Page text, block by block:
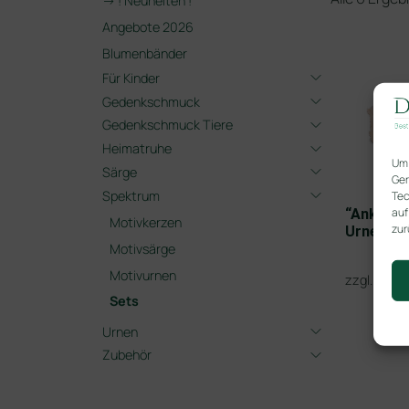
“Anker”
Urne +
zzgl.
Angebote 2026
Blumenbänder
Für Kinder
Gedenkschmuck
Gedenkschmuck Tiere
Heimatruhe
Särge
Spektrum
Motivkerzen
Motivsärge
Motivurnen
Sets
Urnen
Zubehör